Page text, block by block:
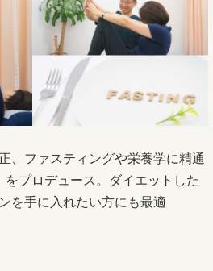
、ファスティングや栄養学に精通
をプロデュース。ダイエットした
を手に入れたい方にも最適